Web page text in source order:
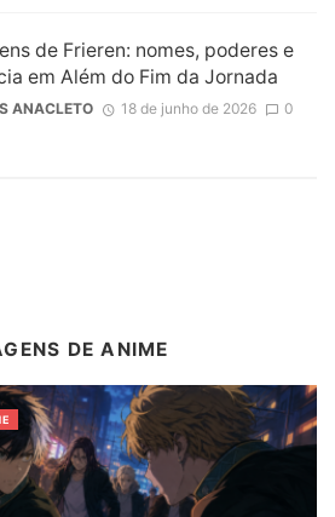
de Frieren: nomes, poderes e
em Além do Fim da Jornada
ANACLETO 18 de junho de 2026 0
DE ANIME